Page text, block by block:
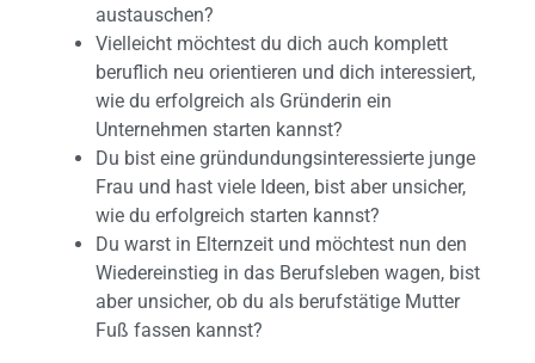
austauschen?
Vielleicht möchtest du dich auch komplett
beruflich neu orientieren und dich interessiert,
wie du erfolgreich als Gründerin ein
Unternehmen starten kannst?
Du bist eine gründundungsinteressierte junge
Frau und hast viele Ideen, bist aber unsicher,
wie du erfolgreich starten kannst?
Du warst in Elternzeit und möchtest nun den
Wiedereinstieg in das Berufsleben wagen, bist
aber unsicher, ob du als berufstätige Mutter
Fuß fassen kannst?